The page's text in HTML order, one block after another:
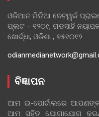
ଓଡିଆନ ମିଡିଆ ନେଟୱର୍କ
ପ୍ଲଟ – ୧୨୦୯, ଗଡସାହି
ଖୋର୍ଦ୍ଧା, ଓଡିଶା , ୭୫୧୦୧୨
ବିଜ୍ଞାପନ
ଆମ ଇ-ପୋର୍ଟାଲରେ ଆପଣଙ୍କ
ଆମ ସହିତ ଯୋଗାଯୋଗ